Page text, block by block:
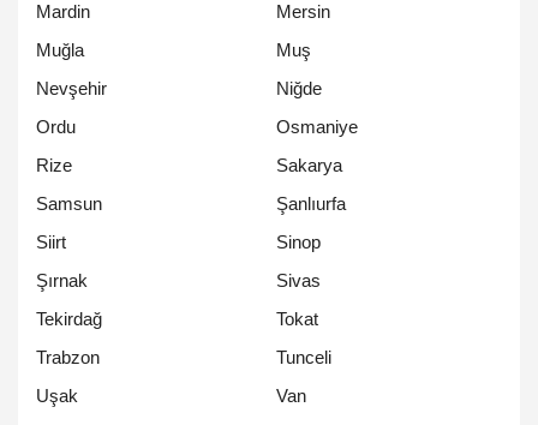
Mardin
Mersin
Muğla
Muş
Nevşehir
Niğde
Ordu
Osmaniye
Rize
Sakarya
Samsun
Şanlıurfa
Siirt
Sinop
Şırnak
Sivas
Tekirdağ
Tokat
Trabzon
Tunceli
Uşak
Van